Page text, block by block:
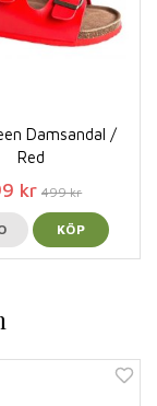
Damsandal /
Red
kr 499 kr
KÖP